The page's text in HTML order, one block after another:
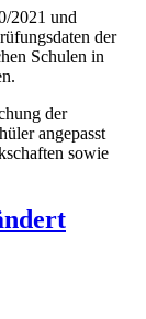
2021 und
der
Schulen in
der
angepasst
sowie